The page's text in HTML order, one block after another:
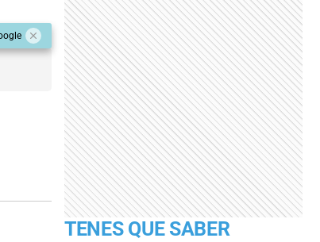
TENES QUE SABER